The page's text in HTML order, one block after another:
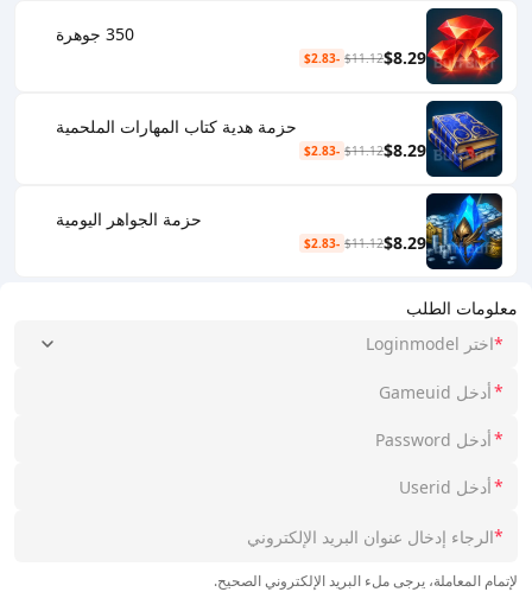
معلومات الطلب
*اختر Loginmodel
*
*
*
*
لإتمام المعاملة، يرجى ملء البريد الإلكتروني الصحيح.
350 جوهرة
$8.29
$11.12
-$2.83
حزمة هدية كتاب المهارات الملحمية
$8.29
$11.12
-$2.83
حزمة الجواهر اليومية
$8.29
$11.12
-$2.83